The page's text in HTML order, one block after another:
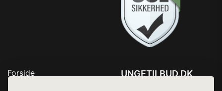
Forside
UNGETILBUD.DK